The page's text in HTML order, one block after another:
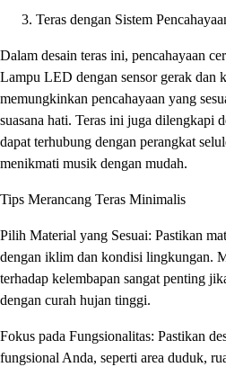
Teras dengan Sistem
Dalam desain teras ini, pencahayaan
Lampu LED dengan sensor gerak dan
memungkinkan pencahayaan yang
suasana hati. Teras ini juga dilengkapi
dapat terhubung dengan perangkat
menikmati musik dengan mudah.
Tips Merancang Teras Minimalis
Pilih Material yang Sesuai: Pastikan
dengan iklim dan kondisi lingkungan.
terhadap kelembapan sangat penting
dengan curah hujan tinggi.
Fokus pada Fungsionalitas: Pastikan
fungsional Anda, seperti area duduk,